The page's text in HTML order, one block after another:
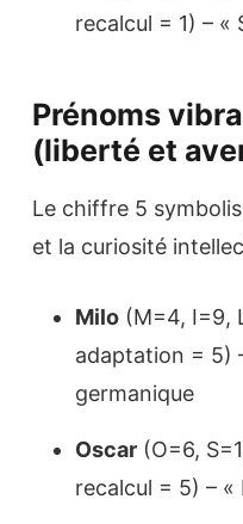
recalcul = 1) – «
Prénoms
(liberté et
Le chiffre 5
et la curiosité
Milo (M=4, I=9,
adaptation = 5)
germanique
Oscar (O=6,
recalcul = 5) –